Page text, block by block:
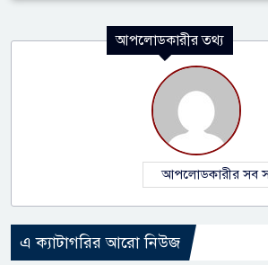
আপলোডকারীর তথ্য
আপলোডকারীর সব
এ ক্যাটাগরির আরো নিউজ